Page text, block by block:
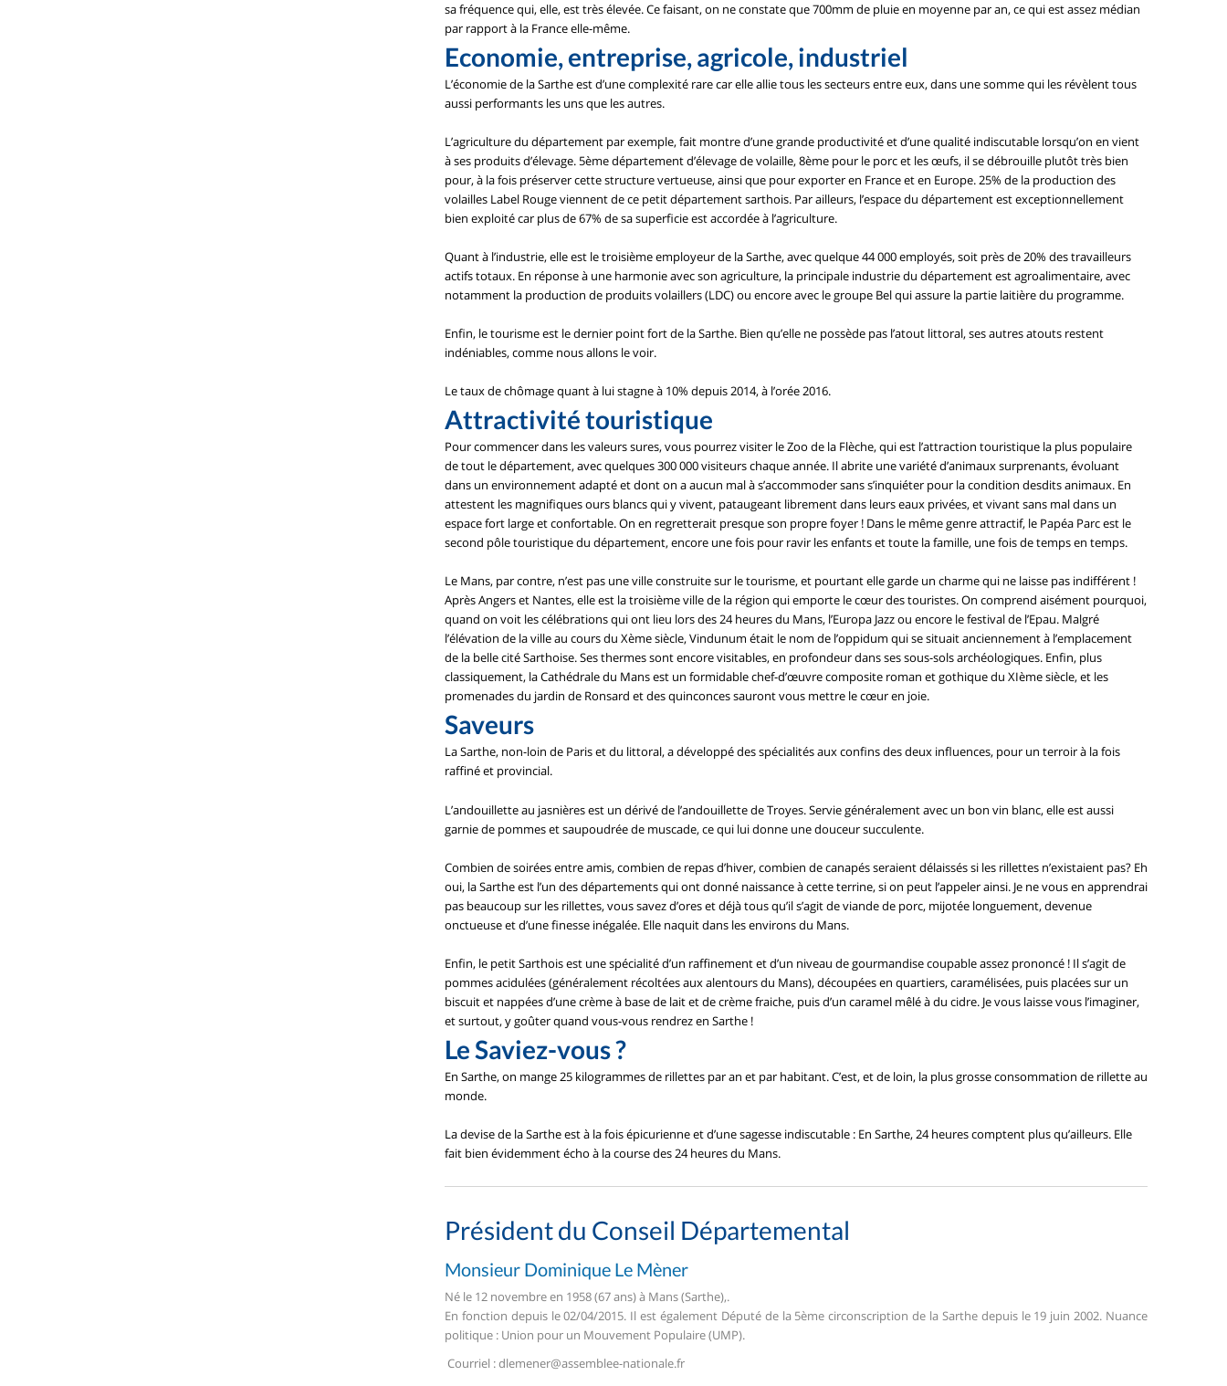
sa fréquence qui, elle, est très élevée. Ce faisant, on ne constate que 700mm de pluie en moyenne par an, ce qui est assez médian
par rapport à la France elle-même.
Economie, entreprise, agricole, industriel
L’économie de la Sarthe est d’une complexité rare car elle allie tous les secteurs entre eux, dans une somme qui les révèlent tous
aussi performants les uns que les autres.
L’agriculture du département par exemple, fait montre d’une grande productivité et d’une qualité indiscutable lorsqu’on en vient
à ses produits d’élevage. 5ème département d’élevage de volaille, 8ème pour le porc et les œufs, il se débrouille plutôt très bien
pour, à la fois préserver cette structure vertueuse, ainsi que pour exporter en France et en Europe. 25% de la production des
volailles Label Rouge viennent de ce petit département sarthois. Par ailleurs, l’espace du département est exceptionnellement
bien exploité car plus de 67% de sa superficie est accordée à l’agriculture.
Quant à l’industrie, elle est le troisième employeur de la Sarthe, avec quelque 44 000 employés, soit près de 20% des travailleurs
actifs totaux. En réponse à une harmonie avec son agriculture, la principale industrie du département est agroalimentaire, avec
notamment la production de produits volaillers (LDC) ou encore avec le groupe Bel qui assure la partie laitière du programme.
Enfin, le tourisme est le dernier point fort de la Sarthe. Bien qu’elle ne possède pas l’atout littoral, ses autres atouts restent
indéniables, comme nous allons le voir.
Le taux de chômage quant à lui stagne à 10% depuis 2014, à l’orée 2016.
Attractivité touristique
Pour commencer dans les valeurs sures, vous pourrez visiter le Zoo de la Flèche, qui est l’attraction touristique la plus populaire
de tout le département, avec quelques 300 000 visiteurs chaque année. Il abrite une variété d’animaux surprenants, évoluant
dans un environnement adapté et dont on a aucun mal à s’accommoder sans s’inquiéter pour la condition desdits animaux. En
attestent les magnifiques ours blancs qui y vivent, pataugeant librement dans leurs eaux privées, et vivant sans mal dans un
espace fort large et confortable. On en regretterait presque son propre foyer ! Dans le même genre attractif, le Papéa Parc est le
second pôle touristique du département, encore une fois pour ravir les enfants et toute la famille, une fois de temps en temps.
Le Mans, par contre, n’est pas une ville construite sur le tourisme, et pourtant elle garde un charme qui ne laisse pas indifférent !
Après Angers et Nantes, elle est la troisième ville de la région qui emporte le cœur des touristes. On comprend aisément pourquoi,
quand on voit les célébrations qui ont lieu lors des 24 heures du Mans, l’Europa Jazz ou encore le festival de l’Epau. Malgré
l’élévation de la ville au cours du Xème siècle, Vindunum était le nom de l’oppidum qui se situait anciennement à l’emplacement
de la belle cité Sarthoise. Ses thermes sont encore visitables, en profondeur dans ses sous-sols archéologiques. Enfin, plus
classiquement, la Cathédrale du Mans est un formidable chef-d’œuvre composite roman et gothique du XIème siècle, et les
promenades du jardin de Ronsard et des quinconces sauront vous mettre le cœur en joie.
Saveurs
La Sarthe, non-loin de Paris et du littoral, a développé des spécialités aux confins des deux influences, pour un terroir à la fois
raffiné et provincial.
L’andouillette au jasnières est un dérivé de l’andouillette de Troyes. Servie généralement avec un bon vin blanc, elle est aussi
garnie de pommes et saupoudrée de muscade, ce qui lui donne une douceur succulente.
Combien de soirées entre amis, combien de repas d’hiver, combien de canapés seraient délaissés si les rillettes n’existaient pas? Eh
oui, la Sarthe est l’un des départements qui ont donné naissance à cette terrine, si on peut l’appeler ainsi. Je ne vous en apprendrai
pas beaucoup sur les rillettes, vous savez d’ores et déjà tous qu’il s’agit de viande de porc, mijotée longuement, devenue
onctueuse et d’une finesse inégalée. Elle naquit dans les environs du Mans.
Enfin, le petit Sarthois est une spécialité d’un raffinement et d’un niveau de gourmandise coupable assez prononcé ! Il s’agit de
pommes acidulées (généralement récoltées aux alentours du Mans), découpées en quartiers, caramélisées, puis placées sur un
biscuit et nappées d’une crème à base de lait et de crème fraiche, puis d’un caramel mêlé à du cidre. Je vous laisse vous l’imaginer,
et surtout, y goûter quand vous-vous rendrez en Sarthe !
Le Saviez-vous ?
En Sarthe, on mange 25 kilogrammes de rillettes par an et par habitant. C’est, et de loin, la plus grosse consommation de rillette au
monde.
La devise de la Sarthe est à la fois épicurienne et d’une sagesse indiscutable : En Sarthe, 24 heures comptent plus qu’ailleurs. Elle
fait bien évidemment écho à la course des 24 heures du Mans.
Président du Conseil Départemental
Monsieur Dominique Le Mèner
Né le 12 novembre en 1958 (67 ans) à Mans (Sarthe),.
En fonction depuis le 02/04/2015. Il est également Député de la 5ème circonscription de la Sarthe depuis le 19 juin 2002. Nuance
politique : Union pour un Mouvement Populaire (UMP).
Courriel :dlemener@assemblee-nationale.fr